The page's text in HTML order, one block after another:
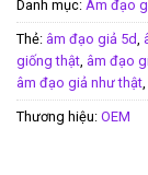
Danh mục: Âm đạo
Thẻ: âm đạo giả 5d,
giống thật, âm đạo
âm đạo giả như thật,
Thương hiệu: OEM